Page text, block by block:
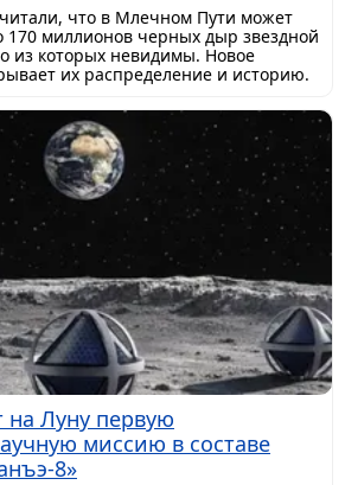
что в Млечном Пути может
170 миллионов черных дыр звездной
из которых невидимы. Новое
их распределение и историю.
на Луну первую
миссию в составе
8»